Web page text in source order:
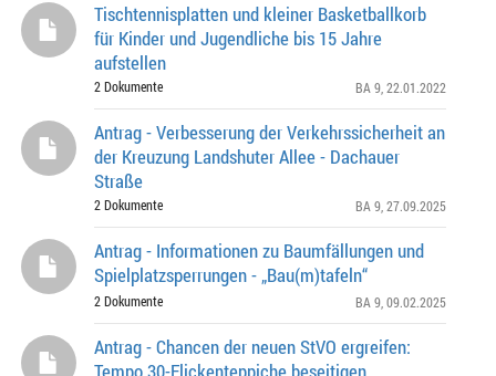
Tischtennisplatten und kleiner Basketballkorb
für Kinder und Jugendliche bis 15 Jahre
aufstellen
2 Dokumente BA 9 , 22.01.2022
Antrag - Verbesserung der Verkehrssicherheit an
der Kreuzung Landshuter Allee - Dachauer
Straße
2 Dokumente BA 9 , 27.09.2025
Antrag - Informationen zu Baumfällungen und
Spielplatzsperrungen - „Bau(m)tafeln“
2 Dokumente BA 9 , 09.02.2025
Antrag - Chancen der neuen StVO ergreifen: